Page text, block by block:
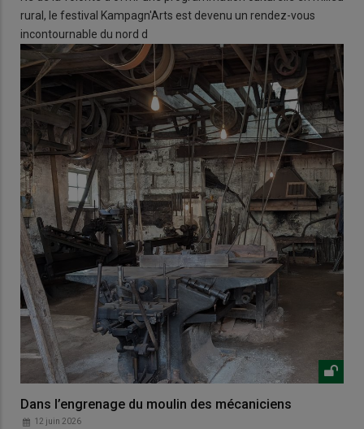
rural, le festival Kampagn'Arts est devenu un rendez-vous
incontournable du nord d
Dans l’engrenage du moulin des mécaniciens
12 juin 2026